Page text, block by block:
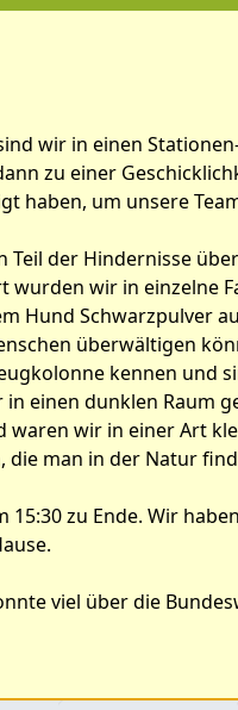
wir in einen
zu einer
haben, um unsere
Teil der Hindernisse
wurden wir in einzelne
Hund Schwarzpulver
überwältigen
kennen und
einen dunklen Raum
wir in einer Art
man in der Natur
zu Ende. Wir
viel über die